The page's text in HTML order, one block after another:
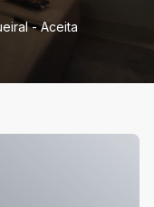
- Aceita